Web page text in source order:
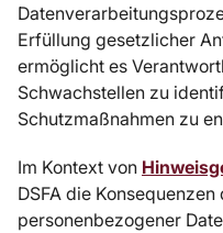
Erfüllung gesetzlicher
ermöglicht es
Schwachstellen zu
Schutzmaßnahmen zu
Im Kontext von
DSFA die
personenbezogener